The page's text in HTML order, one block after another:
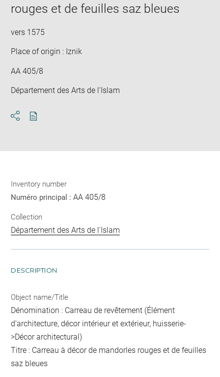
rouges et de feuilles saz bleues
vers 1575
Place of origin : Iznik
AA 405/8
Département des Arts de l'Islam
Inventory number
Numéro principal :AA 405/8
Collection
Département des Arts de l'Islam
DESCRIPTION
Object name/Title
Dénomination : Carreau de revêtement (Élément
d'architecture, décor intérieur et extérieur, huisserie-
>Décor architectural)
Titre : Carreau à décor de mandorles rouges et de feuilles
saz bleues